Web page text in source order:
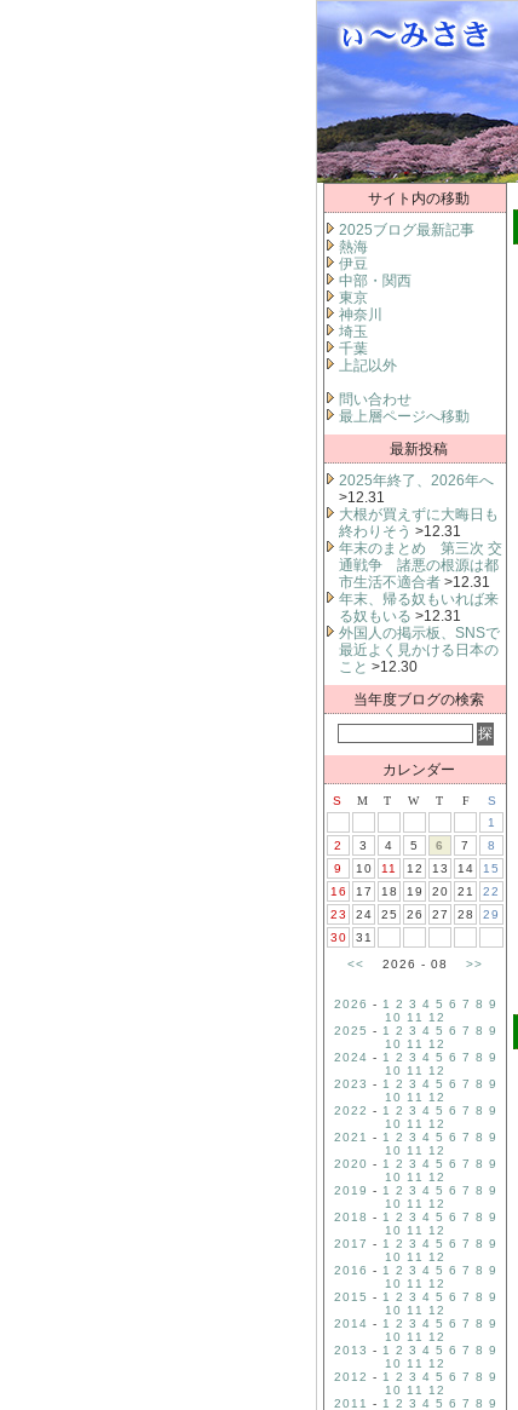
サイト内の移動
2025ブログ最新記事
熱海
伊豆
中部・関西
東京
神奈川
埼玉
千葉
上記以外
問い合わせ
最上層ページへ移動
最新投稿
2025年終了、2026年へ
>12.31
大根が買えずに大晦日も
終わりそう >12.31
年末のまとめ 第三次 交
通戦争 諸悪の根源は都
市生活不適合者 >12.31
年末、帰る奴もいれば来
る奴もいる >12.31
外国人の掲示板、SNSで
最近よく見かける日本の
こと >12.30
当年度ブログの検索
カレンダー
S M T W T F
S
1
2
3 4 5 6 7
8
9
10 11 12 13 14
15
16
17 18 19 20 21
22
23
24 25 26 27 28
29
30
31
<< 2026 - 08 >>
2026 - 1 2 3 4 5 6 7 8 9
10
11
12
2025 - 1 2 3 4 5 6 7 8 9
10
11
12
2024 - 1 2 3 4 5 6 7 8 9
10
11
12
2023 - 1 2 3 4 5 6 7 8 9
10
11
12
2022 - 1 2 3 4 5 6 7 8 9
10
11
12
2021
- 1 2 3 4 5 6 7 8 9
10
11
12
2020 - 1 2 3 4 5 6 7 8 9
10
11
12
2019 - 1 2 3 4 5 6 7 8 9
10
11
12
2018 - 1 2 3 4 5 6 7 8 9
10
11
12
2017 - 1 2 3 4 5 6 7 8 9
10
11
12
2016 - 1 2 3 4 5 6 7 8 9
10
11
12
2015 - 1 2 3 4 5 6 7 8 9
10
11
12
2014 - 1 2 3 4 5 6 7 8 9
10
11
12
2013 - 1 2 3 4 5 6 7 8 9
10
11
12
2012 - 1 2 3 4 5 6 7 8 9
10
11
12
2011
- 1 2 3 4 5 6 7 8 9